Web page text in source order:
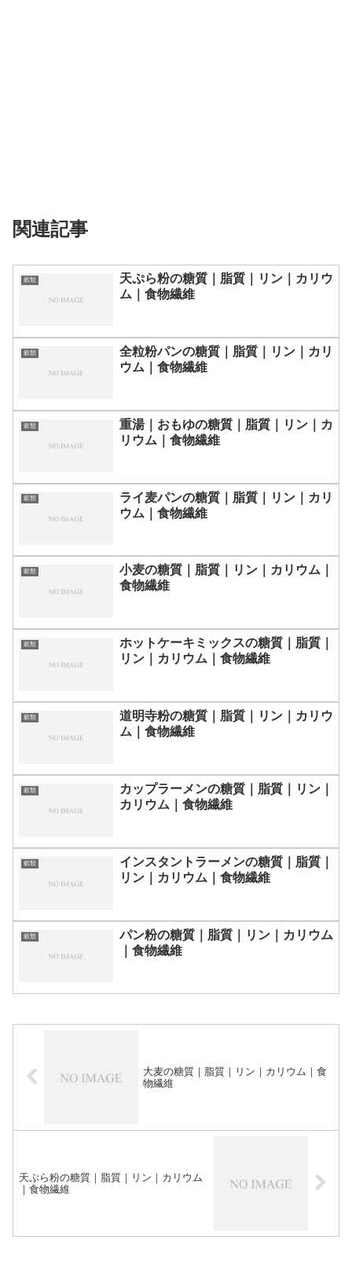
関連記事
穀類
天ぷら粉の糖質｜脂質｜リン｜カリウ
ム｜食物繊維
穀類
全粒粉パンの糖質｜脂質｜リン｜カリ
ウム｜食物繊維
穀類
重湯｜おもゆの糖質｜脂質｜リン｜カ
リウム｜食物繊維
穀類
ライ麦パンの糖質｜脂質｜リン｜カリ
ウム｜食物繊維
穀類
小麦の糖質｜脂質｜リン｜カリウム｜
食物繊維
穀類
ホットケーキミックスの糖質｜脂質｜
リン｜カリウム｜食物繊維
穀類
道明寺粉の糖質｜脂質｜リン｜カリウ
ム｜食物繊維
穀類
カップラーメンの糖質｜脂質｜リン｜
カリウム｜食物繊維
穀類
インスタントラーメンの糖質｜脂質｜
リン｜カリウム｜食物繊維
穀類
パン粉の糖質｜脂質｜リン｜カリウム
｜食物繊維
大麦の糖質｜脂質｜リン｜カリウム｜食
物繊維
天ぷら粉の糖質｜脂質｜リン｜カリウム
｜食物繊維